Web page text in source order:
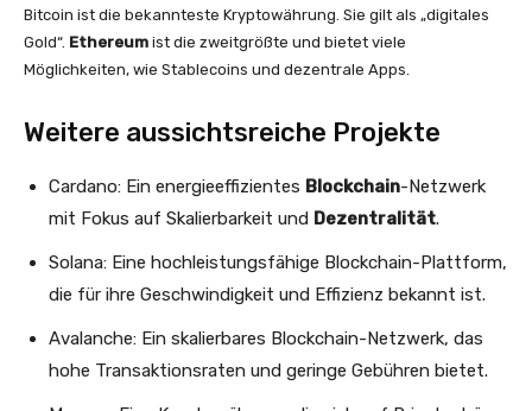
Bitcoin ist die bekannteste Kryptowährung. Sie gilt als „digitales
Gold“. Ethereum ist die zweitgrößte und bietet viele
Möglichkeiten, wie Stablecoins und dezentrale Apps.
Weitere aussichtsreiche Projekte
Cardano: Ein energieeffizientes Blockchain-Netzwerk
mit Fokus auf Skalierbarkeit und Dezentralität.
Solana: Eine hochleistungsfähige Blockchain-Plattform,
die für ihre Geschwindigkeit und Effizienz bekannt ist.
Avalanche: Ein skalierbares Blockchain-Netzwerk, das
hohe Transaktionsraten und geringe Gebühren bietet.